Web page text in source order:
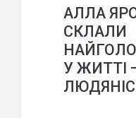
АЛЛА
СКЛАЛИ
У ЖИТТІ